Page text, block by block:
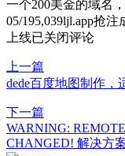
一个200美金的域名
05/195,039ljl.app抢注
上线已关闭评论
上一篇
dede百度地图制作，
下一篇
WARNING:
CHANGED! 解决方